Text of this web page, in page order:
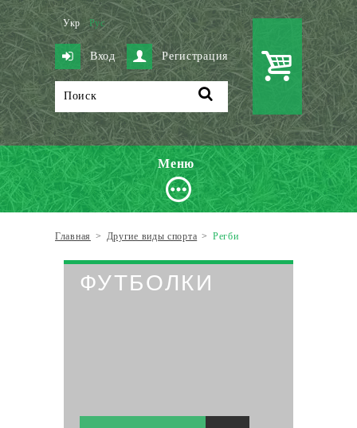
Укр Рус
Вход Регистрация
Меню
Главная > Другие виды спорта > Регби
ФУТБОЛКИ